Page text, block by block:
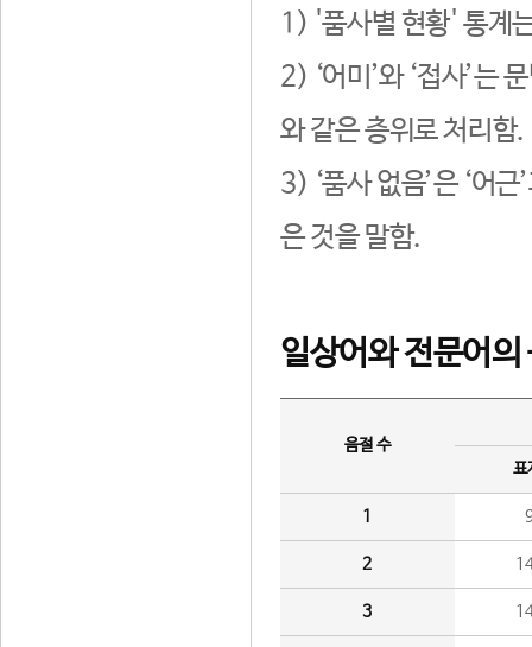
1) '품사별 현황' 통계
2) ‘어미’와 ‘접사’는
와 같은 층위로 처리함.
3) ‘품사 없음’은 ‘어
은 것을 말함.
일상어와 전문어의
음절 수
표
1
2
3